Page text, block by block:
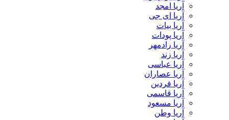
آریا امجد
آریا ای جی
آریا بیات
آریا پودات
آریا رادمهر
آریا زند
آریا عباسی
آریا عصاران
آریا فردین
آریا قاسمی
آریا مسعود
آریا وطن